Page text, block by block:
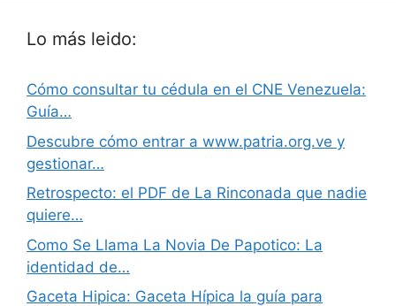
Lo más leido:
Cómo consultar tu cédula en el CNE Venezuela:
Guía…
Descubre cómo entrar a www.patria.org.ve y
gestionar…
Retrospecto: el PDF de La Rinconada que nadie
quiere…
Como Se Llama La Novia De Papotico: La
identidad de…
Gaceta Hipica: Gaceta Hípica la guía para